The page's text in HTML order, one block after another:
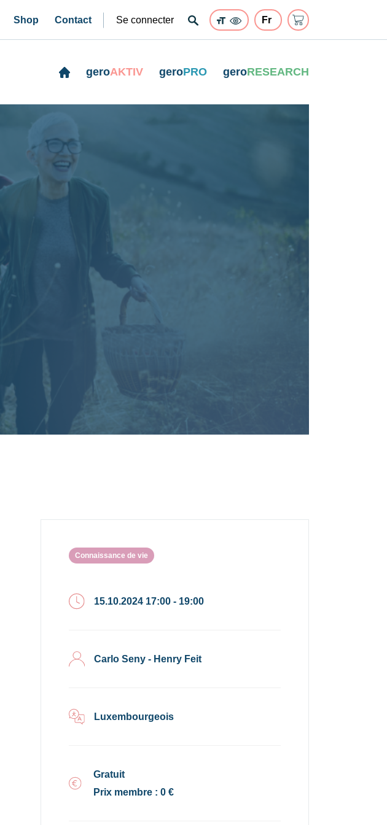
Shop Contact Se connecter
geroAKTIV geroPRO geroRESEARCH
Connaissance de vie
15.10.2024 17:00 - 19:00
Carlo Seny - Henry Feit
Luxembourgeois
Gratuit
Prix membre : 0 €